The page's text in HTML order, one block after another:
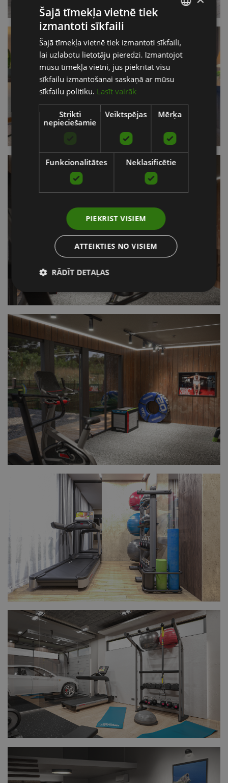
ENGLISH
RUSSIAN
Šajā tīmekļa vietnē tiek
izmantoti sīkfaili
Šajā tīmekļa vietnē tiek izmantoti sīkfaili,
lai uzlabotu lietotāju pieredzi. Izmantojot
mūsu tīmekļa vietni, jūs piekrītat visu
sīkfailu izmantošanai saskaņā ar mūsu
sīkfailu politiku. Lasīt vairāk
Strikti
nepieciešamie
Veiktspējas Mērķa
Funkcionalitātes Neklasificētie
PIEKRIST VISIEM
ATTEIKTIES NO VISIEM
RĀDĪT DETAĻAS